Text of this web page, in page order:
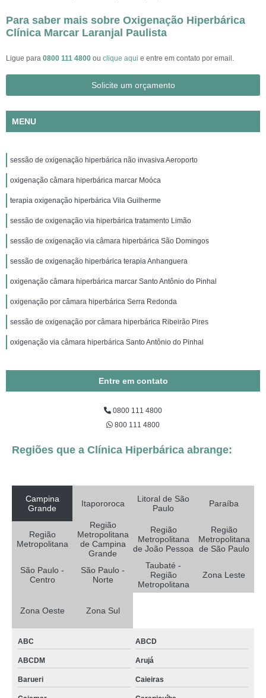
Para saber mais sobre Oxigenação Hiperbárica
Clínica Marcar Laranjal Paulista
Ligue para 0800 111 4800 ou clique aqui e entre em contato por email.
Solicite um orçamento
MENU
sessão de oxigenação hiperbárica não invasiva Aeroporto
oxigenação câmara hiperbárica marcar Moóca
terapia oxigenação hiperbárica Vila Guilherme
sessão de oxigenação via hiperbárica tratamento Limão
sessão de oxigenação via câmara hiperbárica São Domingos
sessão de oxigenação hiperbárica terapia Anhanguera
oxigenação câmara hiperbárica marcar Santo Antônio do Pinhal
oxigenação por câmara hiperbárica Serra Redonda
sessão de oxigenação por câmara hiperbárica Ribeirão Pires
oxigenação via câmara hiperbárica Santo Antônio do Pinhal
Entre em contato
0800 111 4800
800 111 4800
Regiões que a Clínica Hiperbárica abrange:
Campina
Grande
Itapororoca
Litoral de São
Paulo
Paraíba
Região
Metropolitana
Região
Metropolitana
de Campina
Grande
Região
Metropolitana
de João Pessoa
Região
Metropolitana
de São Paulo
São Paulo -
Centro
São Paulo -
Norte
Taubaté -
Região
Metropolitana
Zona Leste
Zona Oeste Zona Sul
ABC ABCD
ABCDM Arujá
Barueri Caieiras